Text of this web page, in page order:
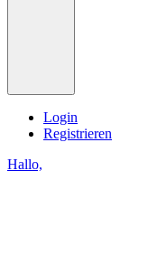
Login
Registrieren
Hallo,